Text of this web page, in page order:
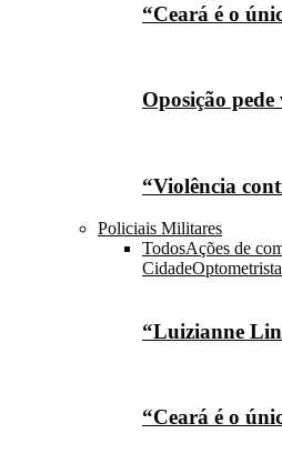
“Ceará é o
Oposição
“Violência
Policiais Militares
TodosAções de
Cidade
“Luizianne
“Ceará é o